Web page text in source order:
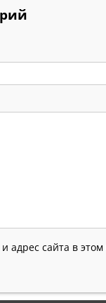
адрес сайта в